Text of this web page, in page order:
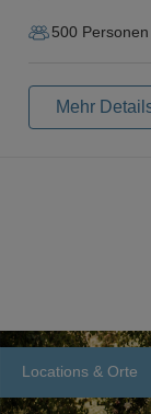
500 Personen
Mehr
Locations & Orte